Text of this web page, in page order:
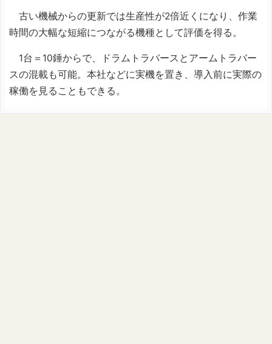
古い機械からの更新では生産性が2倍近くになり、作業
時間の大幅な短縮につながる機種として評価を得る。
1台＝10錘からで、ドラムトラバースとアームトラバー
スの混載も可能。本社などに実機を置き、導入前に実際の
稼働を見ることもできる。